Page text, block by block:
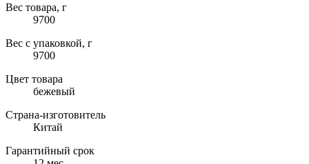
Вес товара, г
9700
Вес с упаковкой, г
9700
Цвет товара
бежевый
Страна-изготовитель
Китай
Гарантийный срок